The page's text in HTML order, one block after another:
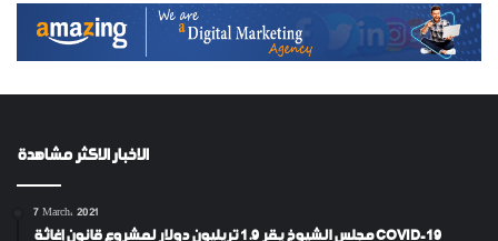
الاخبار الاكثر مشاهدة
7 March، 2021
مجلس الشيوخ يقر 1.9 تريليون دولار لمشروع قانون إغاثة COVID-19